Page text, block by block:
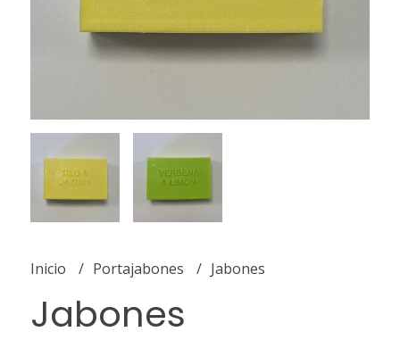
Inicio Portajabones Jabones
Jabones